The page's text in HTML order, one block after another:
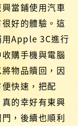
當鋪使用汽車
好的體驗。這
用Apple 3C進行
購手機與電腦
物品贖回，因
快速，把配
的幸好有東興
，後續也順利